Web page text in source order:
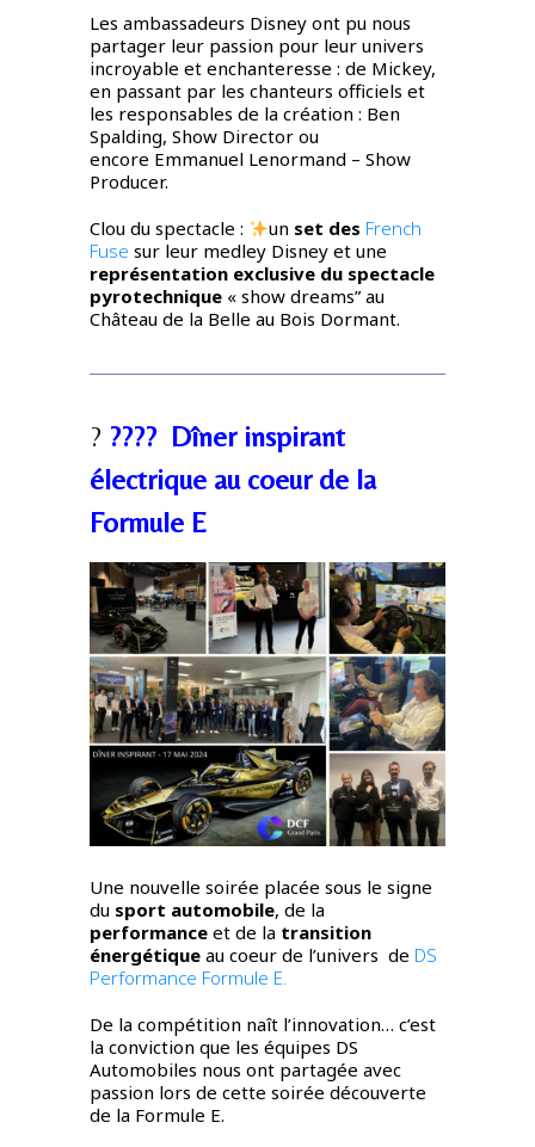
Les ambassadeurs Disney ont pu nous
partager leur passion pour leur univers
incroyable et enchanteresse : de Mickey,
en passant par les chanteurs officiels et
les responsables de la création : Ben
Spalding, Show Director ou
encore Emmanuel Lenormand – Show
Producer.
Clou du spectacle :
un set des French
Fuse sur leur medley Disney et une
représentation exclusive du spectacle
pyrotechnique« show dreams” au
Château de la Belle au Bois Dormant.
? ??‍??️ Dîner inspirant
électrique au coeur de la
Formule E
Une nouvelle soirée placée sous le signe
du sport automobile, de la
performance et de la transition
énergétiqueau coeur de l’univers de DS
Performance Formule E.
De la compétition naît l’innovation… c’est
la conviction que les équipes DS
Automobiles nous ont partagée avec
passion lors de cette soirée découverte
de la Formule E.